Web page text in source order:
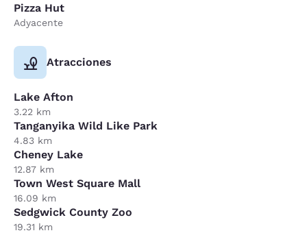
Pizza Hut
Adyacente
Atracciones
Lake Afton
3.22 km
Tanganyika Wild Like Park
4.83 km
Cheney Lake
12.87 km
Town West Square Mall
16.09 km
Sedgwick County Zoo
19.31 km